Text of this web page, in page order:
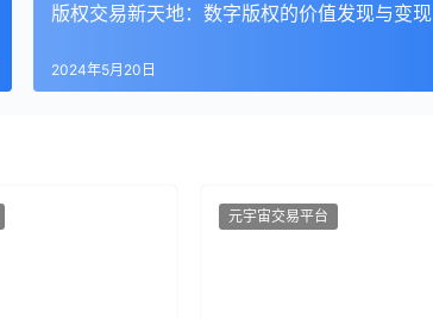
版权交易新天地：数字版权的价值发现与变现
2024年5月20日
元宇宙交易平台